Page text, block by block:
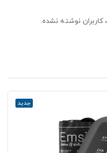
نوشته نشده.
جدید